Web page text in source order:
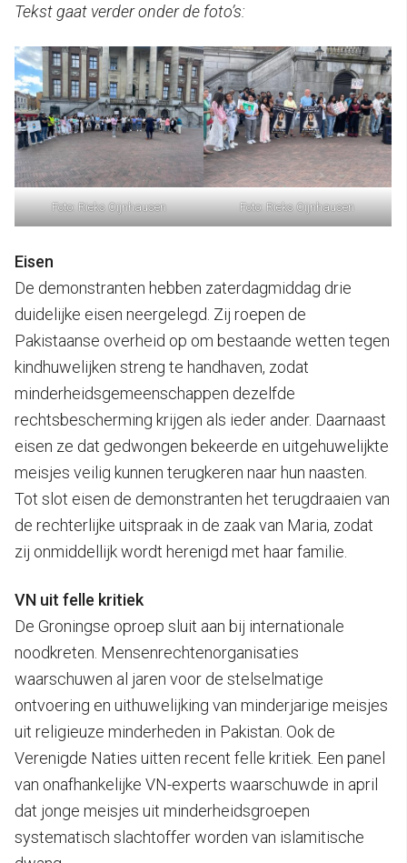
Tekst gaat verder onder de foto’s:
Foto: Rieks Oijnhausen Foto: Rieks Oijnhausen
Eisen
De demonstranten hebben zaterdagmiddag drie
duidelijke eisen neergelegd. Zij roepen de
Pakistaanse overheid op om bestaande wetten tegen
kindhuwelijken streng te handhaven, zodat
minderheidsgemeenschappen dezelfde
rechtsbescherming krijgen als ieder ander. Daarnaast
eisen ze dat gedwongen bekeerde en uitgehuwelijkte
meisjes veilig kunnen terugkeren naar hun naasten.
Tot slot eisen de demonstranten het terugdraaien van
de rechterlijke uitspraak in de zaak van Maria, zodat
zij onmiddellijk wordt herenigd met haar familie.
VN uit felle kritiek
De Groningse oproep sluit aan bij internationale
noodkreten. Mensenrechtenorganisaties
waarschuwen al jaren voor de stelselmatige
ontvoering en uithuwelijking van minderjarige meisjes
uit religieuze minderheden in Pakistan. Ook de
Verenigde Naties uitten recent felle kritiek. Een panel
van onafhankelijke VN-experts waarschuwde in april
dat jonge meisjes uit minderheidsgroepen
systematisch slachtoffer worden van islamitische